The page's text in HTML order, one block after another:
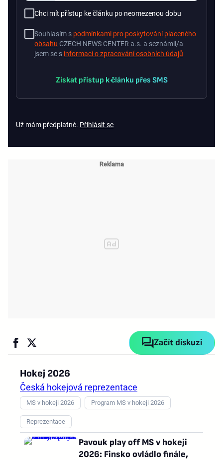
Chci mít přístup ke článku po neomezenou dobu
Souhlasím s podmínkami pro poskytování placeného
obsahu CZECH NEWS CENTER a.s. a seznámil/a
jsem se s informací o zpracování osobních údajů
Získat přístup k článku přes SMS
Už mám předplatné. Přihlásit se
Začít diskuzi
Hokej 2026
Česká hokejová reprezentace
MS v hokeji 2026 Program MS v hokeji 2026
Reprezentace
Pavouk play off MS v hokeji
2026: Finsko ovládlo finále,